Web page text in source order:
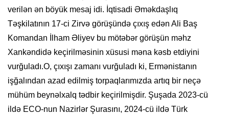
verilən ən böyük mesaj idi. İqtisadi Əməkdaşlıq
Təşkilatının 17-ci Zirvə görüşündə çıxış edən Ali Baş
Komandan İlham Əliyev bu mötəbər görüşün məhz
Xankəndidə keçirilməsinin xüsusi məna kəsb etdiyini
vurğuladı.O, çıxışı zamanı vurğuladı ki, Ermənistanın
işğalından azad edilmiş torpaqlarımızda artıq bir neçə
mühüm beynəlxalq tədbir keçirilmişdir. Şuşada 2023-cü
ildə ECO-nun Nazirlər Şurasını, 2024-cü ildə Türk